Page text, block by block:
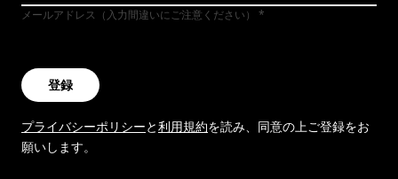
メールアドレス（入力間違いにご注意ください）
登録
プライバシーポリシーと利用規約を読み、同意の上ご登録をお
願いします。